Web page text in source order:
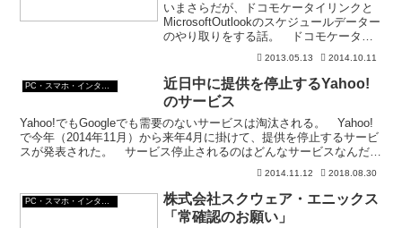
いまさらだが、ドコモケータイリンクと
MicrosoftOutlookのスケジュールデーター
のやり取りをする話。 ドコモケータイ
リンクからMicrosoftOutlookへのデーター
移行は簡単にできる。 が、Outlookから
ドコモケータイリ...
2013.05.13 2014.10.11
PC・スマホ・インターネットトラブルの解消方法
近日中に提供を停止するYahoo!
のサービス
Yahoo!でもGoogleでも需要のないサービスは淘汰される。 Yahoo!
で今年（2014年11月）から来年4月に掛けて、提供を停止するサービ
スが発表された。 サービス停止されるのはどんなサービスなんだろ
2014.11.12 2018.08.30
PC・スマホ・インターネットトラブルの解消方法
株式会社スクウェア・エニックス
「常確認のお願い」